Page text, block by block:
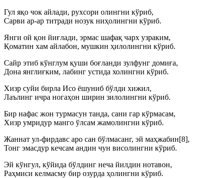
Гул яқо чок айлади, рухсори олингни кўриб,
Сарви ар-ар титради нозук ниҳолингни кўриб.
Янги ой қон йиғлади, эрмас шафақ чарх узраким,
Қоматин хам айлабон, мушкин ҳилолингни кўриб.
Сайр этиб кўнглум қуши боғланди зулфунг домиға,
Дона янглиғким, лабинг устида холингни кўриб.
Хизр суйи бирла Исо ёшуниб бўлди хижил,
Лаълинг ичра ногаҳон ширин зилолингни кўриб.
Бир нафас жон турмасун танда, сани гар кўрмасам,
Хизр умридур манго ўлсам жамолингни кўриб.
Жаннат ул-фирдавс аро сан бўлмасанг, эй маҳжабин[8],
Тонг эмасдур кечсам андин чун висолингни кўриб.
Эй кўнгул, кўйида бўлдинг неча йилдин нотавон,
Раҳмиси келмасму бир озурда ҳолингни кўриб.